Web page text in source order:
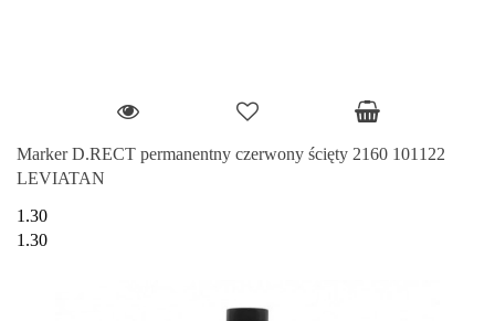
Marker D.RECT permanentny czerwony ścięty 2160 101122
LEVIATAN
1.30
1.30